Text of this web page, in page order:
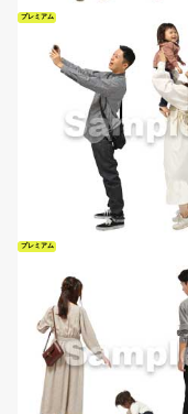
プレミアム
プレミアム